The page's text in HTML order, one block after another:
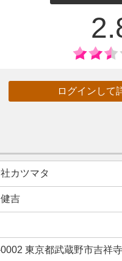
ログインして
カツマタ
吉
東京都武蔵野市吉祥